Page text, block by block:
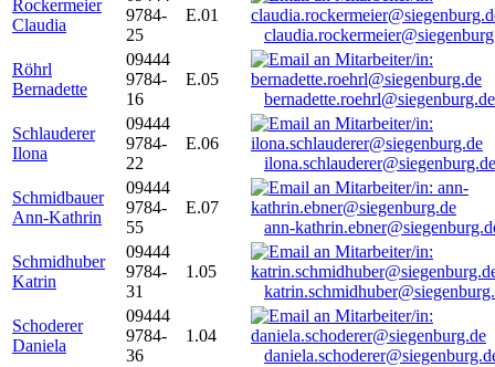
Rockermeier
Claudia
9784-
25
E.01
Röhrl
Bernadette
09444
9784-
16
E.05
bernadette.roehrl@siegenburg.de
Schlauderer
Ilona
09444
9784-
22
E.06
ilona.schlauderer@siegenburg.de
Schmidbauer
Ann-Kathrin
09444
9784-
55
E.07
ann-
Schmidhuber
Katrin
09444
9784-
31
1.05
Schoderer
Daniela
09444
9784-
36
1.04